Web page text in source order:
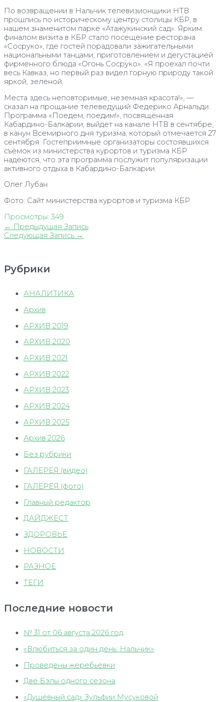
По возвращении в Нальчик телевизионщики НТВ
прошлись по историческому центру столицы КБР, в
нашем знаменитом парке «Атажукинский сад». Ярким
финалом визита в КБР стало посещение ресторана
«Сосруко», где гостей порадовали зажигательными
национальными танцами, приготовлением и дегустацией
фирменного блюда «Огонь Сосруко». «Я проехал почти
весь Кавказ, но первый раз видел горную природу такой
яркой, зелёной.
Места здесь неповторимые, неземная красота!», —
сказал на прощание телеведущий Федерико Арнальди.
Программа «Поедем, поедим!», посвящённая
Кабардино-Балкарии, выйдет на канале НТВ в сентябре,
в канун Всемирного дня туризма, который отмечается 27
сентября. Гостеприимные организаторы состоявшихся
съёмок из министерства курортов и туризма КБР
надеются, что эта программа послужит популяризации
активного отдыха в Кабардино-Балкарии.
Олег Лубан
Фото: Сайт министерства курортов и туризма КБР
Просмотры: 349
Навигация
по
← Предыдущая Запись
Следующая Запись →
Рубрики
АНАЛИТИКА
Архив
АРХИВ 2019
АРХИВ 2020
АРХИВ 2021
АРХИВ 2022
АРХИВ 2023
АРХИВ 2024
АРХИВ 2025
Архив 2026
Без рубрики
ГАЛЕРЕЯ (видео)
ГАЛЕРЕЯ (фото)
Главный редактор
ДАЙДЖЕСТ
ЗДОРОВЬЕ
НОВОСТИ
РАЗНОЕ
ТЕГИ
Последние новости
№ 31 от 06 августа 2026 год
«Влюбиться за один день: Нальчик»
Проведены жеребьёвки
Две Бэлы одного сезона
«Душевный сад» Зульфии Мусуковой